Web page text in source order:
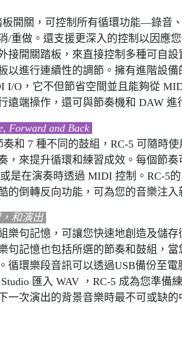
板開關，可控制所有循環功能—錄音
/重做。還支援更深入的控制以因應您
接開關踏板，來直接控制多種可自設
以進行連續性的調節。擁有進階設備
I/O，它不但節省空間並且能夠從
遠端操作，還可與節奏機和 DAW 進
Forward and Back
和 7 種不同的鼓組，RC-5 可隨時使
，來提升循環和練習成效。每個節奏
是在演奏時透過 MIDI 控制。RC-5的
的倒轉反向功能，可為您的音樂注入
和演出
樂句記憶，可讓您快速地創造及儲存
句記憶也包括所選的節奏和鼓組，當
循環樂段音訊可以透過USB備份至電
匯入 WAV ，RC-5 成為您準備
一次演出的背景音樂時最不可或缺的